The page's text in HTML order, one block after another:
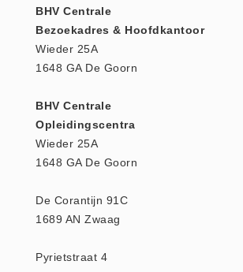
Spieren en gewrichten (0)
Teken - Beten sets (5)
Vitamines en mineralen (0)
Eerste Hulp Paneel (0)
Evacuatie
Evacuatie (19)
Noodverlichting (1)
Stoelen (5)
BHV Centrale
Bezoekadres & Hoofdkantoor
Wieder 25A
1648 GA De Goorn
BHV Centrale
Opleidingscentra
Wieder 25A
1648 GA De Goorn
De Corantijn 91C
1689 AN Zwaag
Pyrietstraat 4